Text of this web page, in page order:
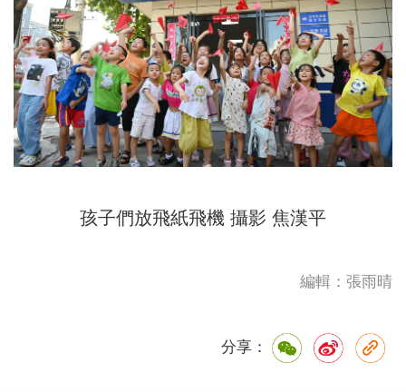
孩子們放飛紙飛機 攝影 焦漢平
編輯：張雨晴
分享：